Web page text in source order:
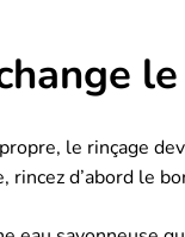
le rinçage
rincez d’abord le